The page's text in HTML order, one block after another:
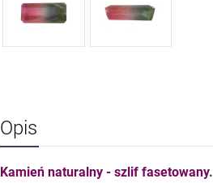
+
Opis
Kamień naturalny - szlif fasetowany.